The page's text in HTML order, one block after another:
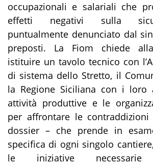
occupazionali e salariali che
effetti negativi sulla
puntualmente denunciato dal
preposti. La Fiom chiede
istituire un tavolo tecnico con
di sistema dello Stretto, il
la Regione Siciliana con i loro
attività produttive e le
per affrontare le contraddizioni
dossier – che prende in
specifica di ogni singolo
le iniziative necessarie